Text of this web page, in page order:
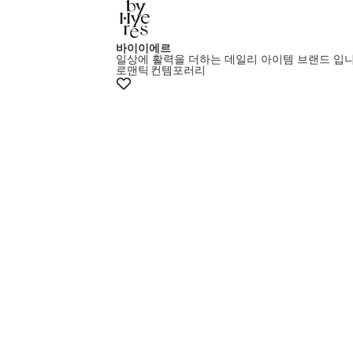
바이이에르
일상에 활력을 더하는 데일리 아이템 브랜드 입
로맨틱 컨템포러리